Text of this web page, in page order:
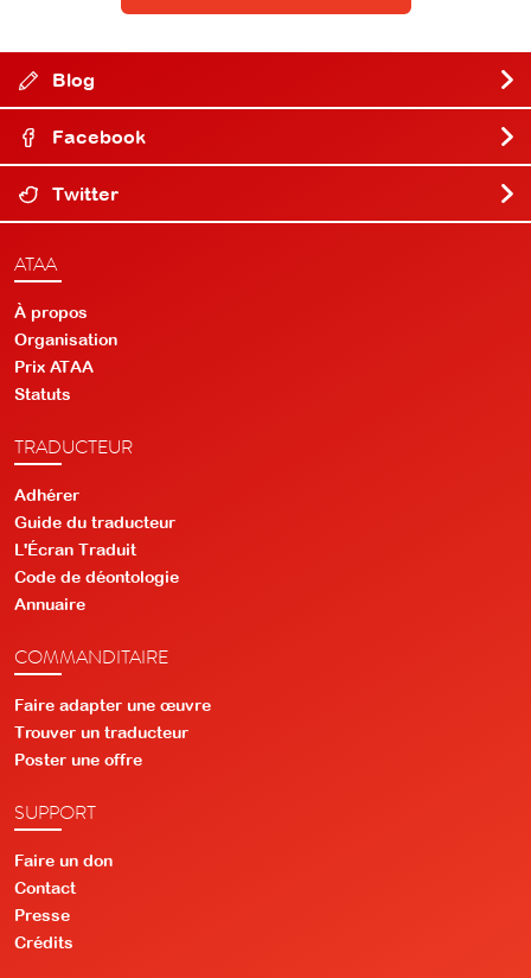
Blog
Facebook
Twitter
ATAA
À propos
Organisation
Prix ATAA
Statuts
TRADUCTEUR
Adhérer
Guide du traducteur
L'Écran Traduit
Code de déontologie
Annuaire
COMMANDITAIRE
Faire adapter une œuvre
Trouver un traducteur
Poster une offre
SUPPORT
Faire un don
Contact
Presse
Crédits